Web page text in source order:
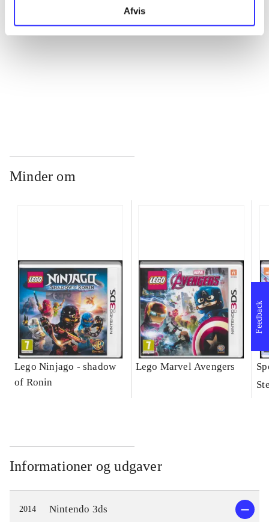
Afvis
Minder om
Lego Ninjago - shadow
of Ronin
Lego Marvel Avengers
Informationer og udgaver
2014 Nintendo 3ds
Feedback